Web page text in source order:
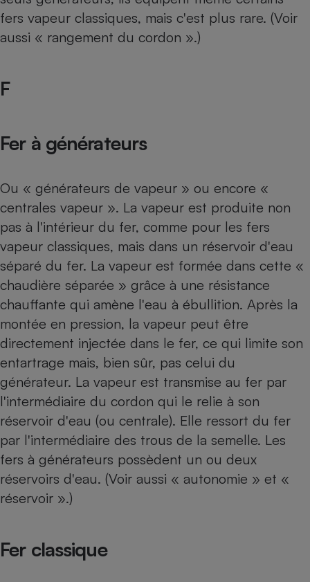
fers vapeur classiques, mais c'est plus rare. (Voir
aussi « rangement du cordon ».)
F
Fer à générateurs
Ou « générateurs de vapeur » ou encore «
centrales vapeur ». La vapeur est produite non
pas à l'intérieur du fer, comme pour les fers
vapeur classiques, mais dans un réservoir d'eau
séparé du fer. La vapeur est formée dans cette «
chaudière séparée » grâce à une résistance
chauffante qui amène l'eau à ébullition. Après la
montée en pression, la vapeur peut être
directement injectée dans le fer, ce qui limite son
entartrage mais, bien sûr, pas celui du
générateur. La vapeur est transmise au fer par
l'intermédiaire du cordon qui le relie à son
réservoir d'eau (ou centrale). Elle ressort du fer
par l'intermédiaire des trous de la semelle. Les
fers à générateurs possèdent un ou deux
réservoirs d'eau. (Voir aussi « autonomie » et «
réservoir ».)
Fer classique